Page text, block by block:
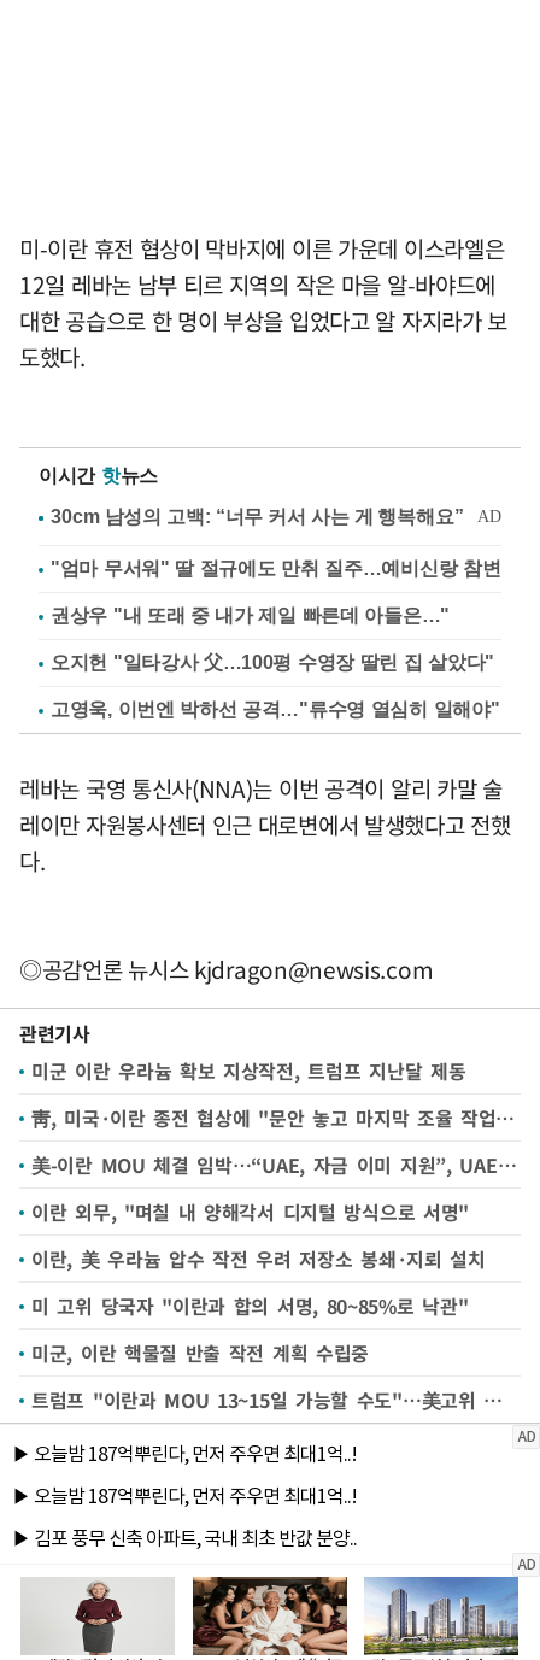
미-이란 휴전 협상이 막바지에 이른 가운데 이스라엘은
12일 레바논 남부 티르 지역의 작은 마을 알-바야드에
대한 공습으로 한 명이 부상을 입었다고 알 자지라가 보
도했다.
이시간 핫뉴스
"엄마 무서워" 딸 절규에도 만취 질주…예비신랑 참변
권상우 "내 또래 중 내가 제일 빠른데 아들은…"
오지헌 "일타강사 父…100평 수영장 딸린 집 살았다"
고영욱, 이번엔 박하선 공격…"류수영 열심히 일해야"
레바논 국영 통신사(NNA)는 이번 공격이 알리 카말 술
레이만 자원봉사센터 인근 대로변에서 발생했다고 전했
다.
◎공감언론 뉴시스kjdragon@newsis.com
관련기사
미군 이란 우라늄 확보 지상작전, 트럼프 지난달 제동
靑, 미국·이란 종전 협상에 "문안 놓고 마지막 조율 작업 하는듯"
美-이란 MOU 체결 임박…“UAE, 자금 이미 지원”, UAE는 부인
이란 외무, "며칠 내 양해각서 디지털 방식으로 서명"
이란, 美 우라늄 압수 작전 우려 저장소 봉쇄·지뢰 설치
미 고위 당국자 "이란과 합의 서명, 80~85%로 낙관"
미군, 이란 핵물질 반출 작전 계획 수립중
트럼프 "이란과 MOU 13~15일 가능할 수도"…美고위 관계자 "가능성 80%"